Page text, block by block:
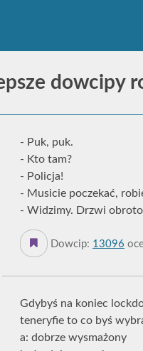
dowcipy
- Puk, puk.
- Kto tam?
- Policja!
- Musicie poczekać,
- Widzimy. Drzwi
Dowcip: 13096
Gdybyś na koniec
teneryfie to co byś
a: dobrze wysmażony